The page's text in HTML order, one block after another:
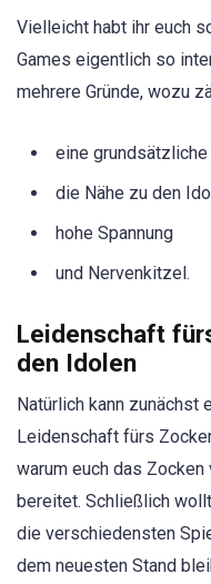
Vielleicht habt ihr euch
Games eigentlich so
mehrere Gründe, wozu
eine
die Nähe zu den
hohe Spannung
und Nervenkitzel.
Leidenschaft
den Idolen
Natürlich kann zunächst
Leidenschaft fürs
warum euch das
bereitet. Schließlich
die verschiedensten
dem neuesten Stand